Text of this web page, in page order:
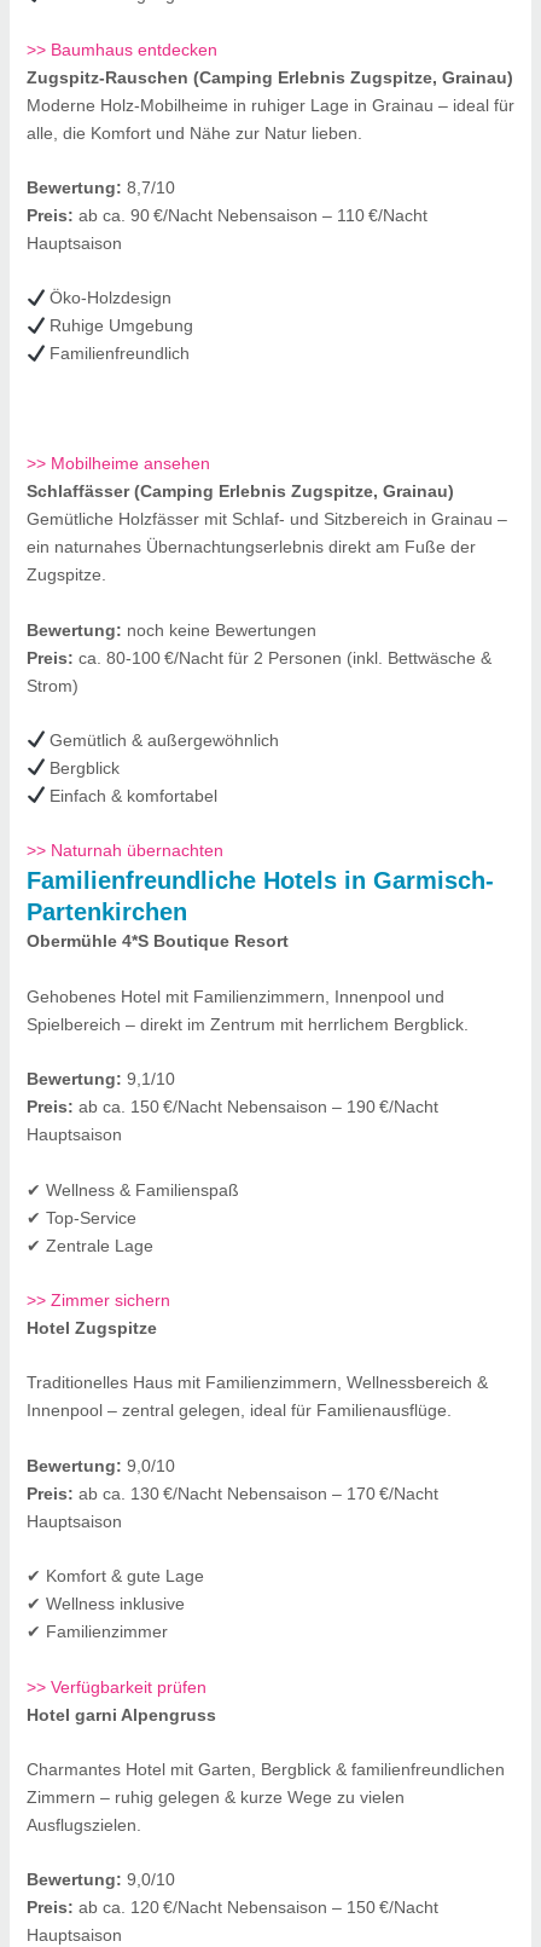
>> Baumhaus entdecken
Zugspitz‑Rauschen (Camping Erlebnis Zugspitze, Grainau)
Moderne Holz-Mobilheime in ruhiger Lage in Grainau – ideal für
alle, die Komfort und Nähe zur Natur lieben.
Bewertung: 8,7/10
Preis: ab ca. 90 €/Nacht Nebensaison – 110 €/Nacht
Hauptsaison
Öko-Holzdesign
Ruhige Umgebung
Familienfreundlich
>> Mobilheime ansehen
Schlaffässer (Camping Erlebnis Zugspitze, Grainau)
Gemütliche Holzfässer mit Schlaf- und Sitzbereich in Grainau –
ein naturnahes Übernachtungserlebnis direkt am Fuße der
Zugspitze.
Bewertung: noch keine Bewertungen
Preis: ca. 80-100 €/Nacht für 2 Personen (inkl. Bettwäsche &
Strom)
Gemütlich & außergewöhnlich
Bergblick
Einfach & komfortabel
>> Naturnah übernachten
Familienfreundliche Hotels in Garmisch-
Partenkirchen
Obermühle 4*S Boutique Resort
Gehobenes Hotel mit Familienzimmern, Innenpool und
Spielbereich – direkt im Zentrum mit herrlichem Bergblick.
Bewertung: 9,1/10
Preis: ab ca. 150 €/Nacht Nebensaison – 190 €/Nacht
Hauptsaison
✔ Wellness & Familienspaß
✔ Top-Service
✔ Zentrale Lage
>> Zimmer sichern
Hotel Zugspitze
Traditionelles Haus mit Familienzimmern, Wellnessbereich &
Innenpool – zentral gelegen, ideal für Familienausflüge.
Bewertung: 9,0/10
Preis: ab ca. 130 €/Nacht Nebensaison – 170 €/Nacht
Hauptsaison
✔ Komfort & gute Lage
✔ Wellness inklusive
✔ Familienzimmer
>> Verfügbarkeit prüfen
Hotel garni Alpengruss
Charmantes Hotel mit Garten, Bergblick & familienfreundlichen
Zimmern – ruhig gelegen & kurze Wege zu vielen
Ausflugszielen.
Bewertung: 9,0/10
Preis: ab ca. 120 €/Nacht Nebensaison – 150 €/Nacht
Hauptsaison